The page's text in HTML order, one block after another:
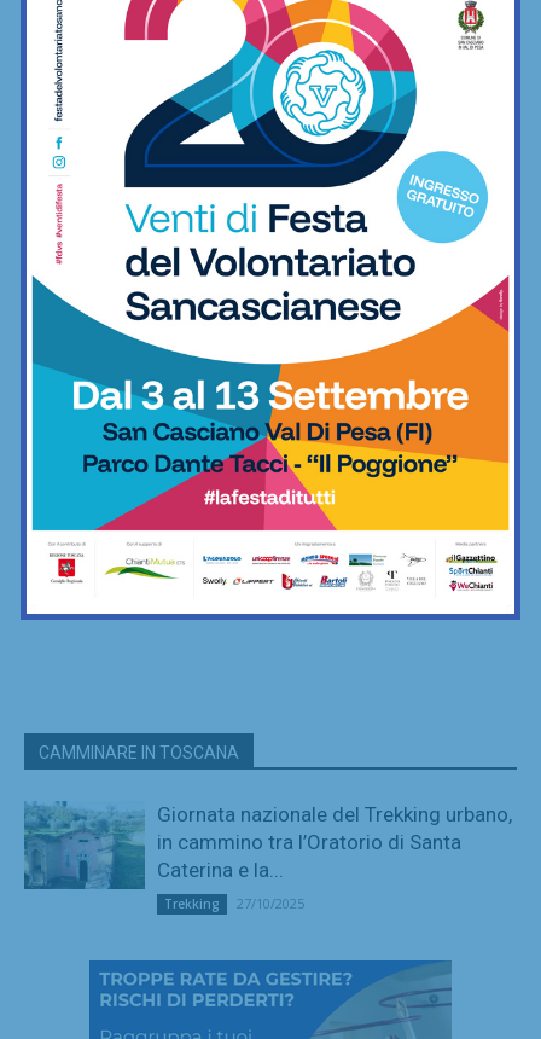
CAMMINARE IN TOSCANA
Giornata nazionale del Trekking urbano,
in cammino tra l’Oratorio di Santa
Caterina e la...
Trekking 27/10/2025